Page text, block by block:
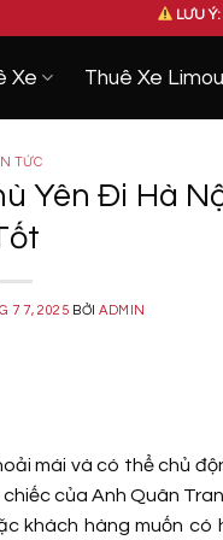
LƯU Ý: DỊCH VỤ THUÊ
Xe Thuê Xe
TỨC
Yên Đi Hà
7 7, 2025 BỞIADMIN
mái và có thể chủ
của Anh Quân
khách hàng muốn có